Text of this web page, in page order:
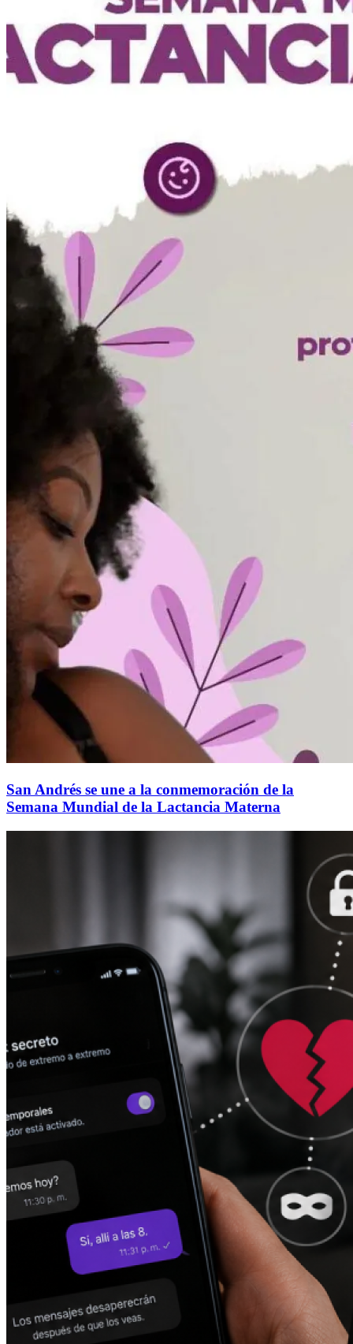
San Andrés se une a la conmemoración de la
Semana Mundial de la Lactancia Materna